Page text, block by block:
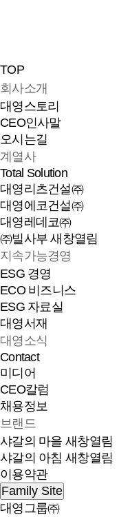
TOP
회사소개
대영스토리
CEO인사말
오시는길
계열사
Total Solution
대영리츠건설㈜
대영에코건설㈜
대영레데코㈜
㈜빌사부새창열림
지속가능경영
ESG 경영
ECO 비즈니스
ESG 자료실
대영서재
대영소식
Contact
미디어
CEO칼럼
채용정보
브랜드
샤갈의 마을 새창열림
샤갈의 아침 새창열림
이용약관
Family Site
대영그룹㈜